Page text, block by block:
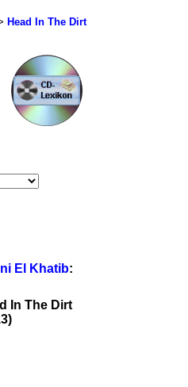
Head In The Dirt
El Khatib:
In The Dirt